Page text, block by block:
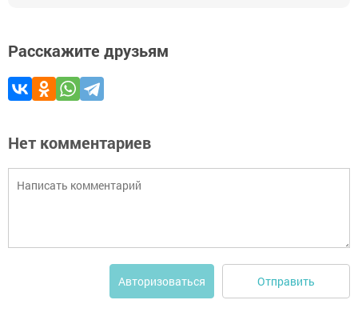
Расскажите друзьям
Нет комментариев
Авторизоваться Отправить